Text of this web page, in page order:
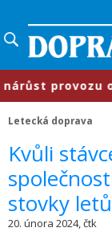
provozu o
Letecká doprava
Kvůli
stovky letů
20. února 2024, čtk